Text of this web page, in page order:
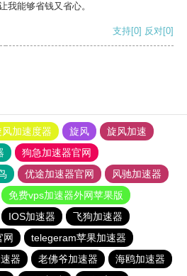
我能够省钱又省心。
支持[0] 反对[0]
风加速度器 旋风
旋风加速
狗急加速器官网
优途加速器官网
风驰加速器
免费vps加速器外网苹果版
IOS加速器
飞狗加速器
网
telegeram苹果加速器
器 老佛爷加速器
海鸥加速器